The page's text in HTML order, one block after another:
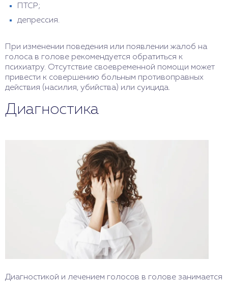
ПТСР;
депрессия.
При изменении поведения или появлении жалоб на
голоса в голове рекомендуется обратиться к
психиатру. Отсутствие своевременной помощи может
привести к совершению больным противоправных
действия (насилия, убийства) или суицида.
Диагностика
Диагностикой и лечением голосов в голове занимается